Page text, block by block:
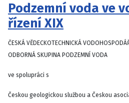
Podzemní voda ve
řízení XIX
ČESKÁ VĚDECKOTECHNICKÁ
ODBORNÁ SKUPINA PODZEMNÍ VODA
ve spolupráci s
Českou geologickou službou a Českou